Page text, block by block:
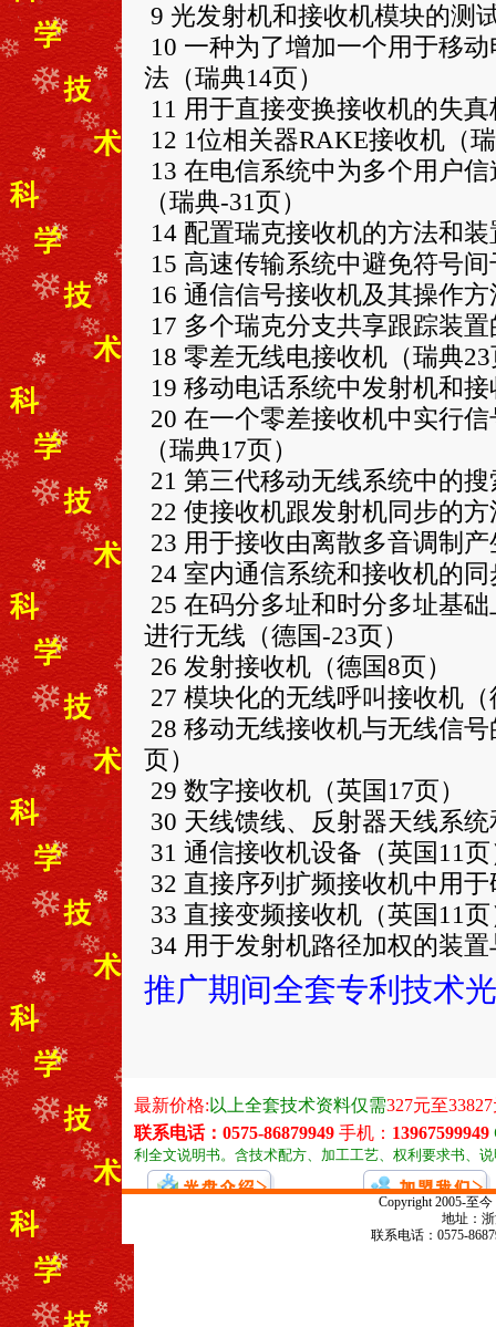
9 光发射机和接收机模块的测
10 一种为了增加一个用于移
法（瑞典14页）
11 用于直接变换接收机的失
12 1位相关器RAKE接收机（
13 在电信系统中为多个用户
（瑞典-31页）
14 配置瑞克接收机的方法和
15 高速传输系统中避免符号
16 通信信号接收机及其操作
17 多个瑞克分支共享跟踪装
18 零差无线电接收机（瑞典
19 移动电话系统中发射机和
20 在一个零差接收机中实行
（瑞典17页）
21 第三代移动无线系统中的
22 使接收机跟发射机同步的
23 用于接收由离散多音调制
24 室内通信系统和接收机的
25 在码分多址和时分多址基
进行无线（德国-23页）
26 发射接收机（德国8页）
27 模块化的无线呼叫接收机
28 移动无线接收机与无线信
页）
29 数字接收机（英国17页）
30 天线馈线、反射器天线系
31 通信接收机设备（英国11页
32 直接序列扩频接收机中用
33 直接变频接收机（英国11页
34 用于发射机路径加权的装
推广期间全套专利技术
Copyright 2005-至
地址：
联系电话：0575-